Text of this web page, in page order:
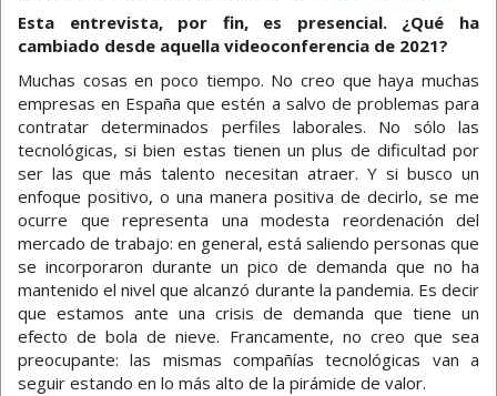
Esta entrevista, por fin, es presencial. ¿Qué ha
cambiado desde aquella videoconferencia de 2021?
Muchas cosas en poco tiempo. No creo que haya muchas
empresas en España que estén a salvo de problemas para
contratar determinados perfiles laborales. No sólo las
tecnológicas, si bien estas tienen un plus de dificultad por
ser las que más talento necesitan atraer. Y si busco un
enfoque positivo, o una manera positiva de decirlo, se me
ocurre que representa una modesta reordenación del
mercado de trabajo: en general, está saliendo personas que
se incorporaron durante un pico de demanda que no ha
mantenido el nivel que alcanzó durante la pandemia. Es decir
que estamos ante una crisis de demanda que tiene un
efecto de bola de nieve. Francamente, no creo que sea
preocupante: las mismas compañías tecnológicas van a
seguir estando en lo más alto de la pirámide de valor.